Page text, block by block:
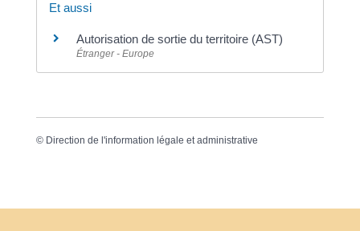
Et aussi
Autorisation de sortie du territoire (AST)
Étranger - Europe
© Direction de l'information légale et administrative